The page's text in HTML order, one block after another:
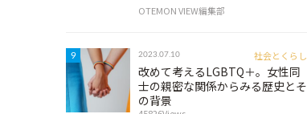
OTEMON VIEW編集部
9 2023.07.10 社会とくらし
改めて考えるLGBTQ＋。女性同
士の親密な関係からみる歴史とそ
の背景